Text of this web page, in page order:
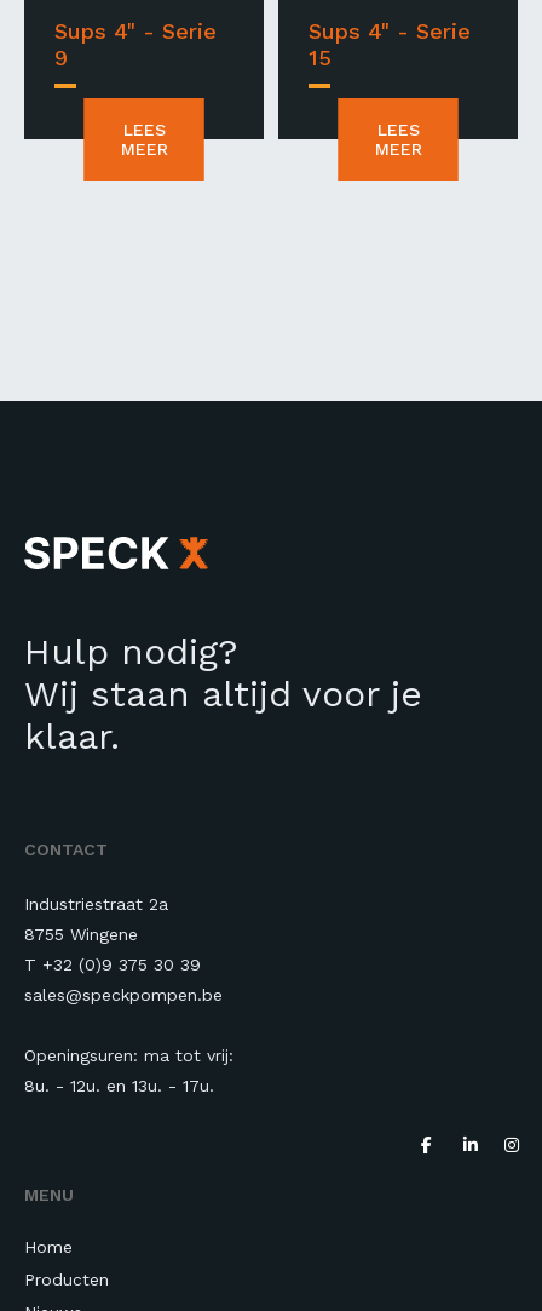
Sups 4" - Serie
9
LEES
MEER
Sups 4" - Serie
15
LEES
MEER
Hulp nodig?
Wij staan altijd voor je
klaar.
CONTACT
Industriestraat 2a
8755 Wingene
T +32 (0)9 375 30 39
sales@speckpompen.be
Openingsuren: ma tot vrij:
8u. - 12u. en 13u. - 17u.
MENU
Home
Producten